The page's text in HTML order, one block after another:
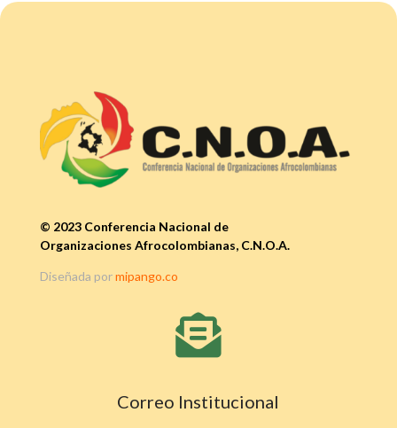
© 2023 Conferencia Nacional de
Organizaciones Afrocolombianas, C.N.O.A.
Diseñada pormipango.co

Correo Institucional